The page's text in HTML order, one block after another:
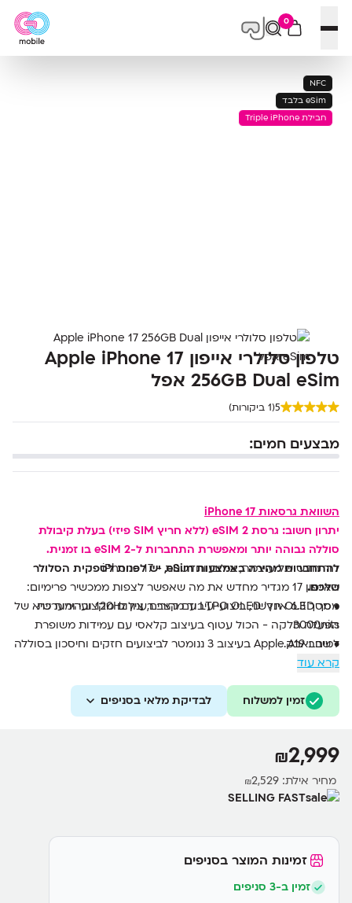
פתח תפריט
0
NFC
eSim בלבד
חבילת Triple iPhone
טלפון סלולרי אייפון Apple iPhone 17
256GB Dual eSim אפל
5(1 ביקורות)
מבצעים חמים:
השוואת גרסאות iPhone 17
יתרון חשוב: גרסת 2 eSIM (ללא חריץ SIM פיזי) בעלת קיבולת
סוללה גבוהה יותר ומאפשרת התחברות ל-2 eSIM בו זמנית.
להתחברות מהירה באמצעות eSim, יש לפנות לספקית הסלולר
שלכם.
דור חדש של עוצמה, צילום וחדשנות - iPhone 17
האייפון 17 מגדיר מחדש את מה שאפשר לצפות ממכשיר פרימיום:
מסך OLED חדשני, ביצועי עיבוד מהירים, צילום מקצועי ומערכת
הפעלה חלקה - הכול עטוף בעיצוב קלאסי עם עמידות משופרת
למים ואבק.
• מסך 6.3 אינץ’ LTPO OLED עם קצב רענון 120Hz ובהירות שיא של
3000nits
• שבב Apple A19 בעיצוב 3 ננומטר לביצועים חזקים וחיסכון בסוללה
• מערך צילום כפול 48MP עם ייצוב אופטי וחיישן רחב במיוחד
• מצלמת סלפי 18MP עם זווית רחבה, פוקוס אוטומטי ו-OIS
• זיכרון 8GB RAM עם אחסון 256GB מהיר בטכנולוגיית NVMe
• טעינה מהירה של 50% ב-20 דקות + טעינה אלחוטית
• עמידות במים ואבק בתקן IP68, תמיכה בלוויין ו-UWB דור 2
קרא עוד
זמין למשלוח לבדיקת מלאי בסניפים
₪2,999
מחיר אילת: ₪2,529
SELLING FAST
זמינות המוצר בסניפים
זמין ב-3 סניפים